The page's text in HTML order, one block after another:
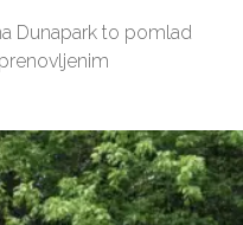
Dunapark to pomlad